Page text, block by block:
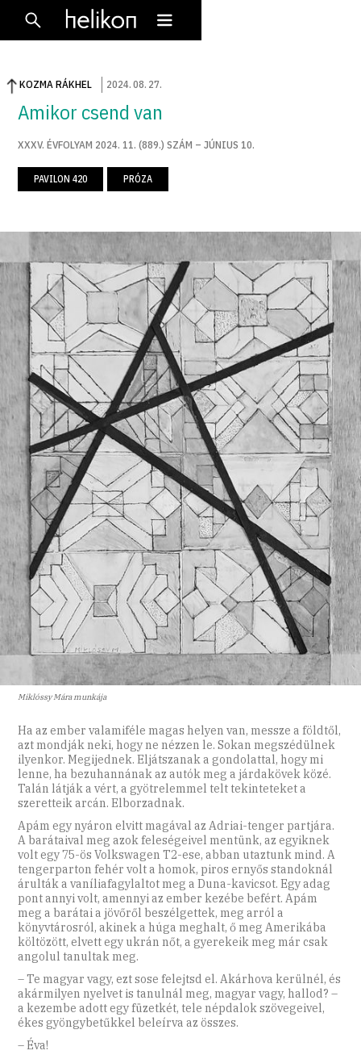
KOZMA RÁKHEL 2024.08. 27.
Amikor csend van
XXXV. ÉVFOLYAM 2024. 11. (889.) SZÁM – JÚNIUS 10.
PAVILON 420 PRÓZA
Miklóssy Mára munkája
Ha az ember valamiféle magas helyen van, messze a földtől,
azt mondják neki, hogy ne nézzen le. Sokan megszédülnek
ilyenkor. Megijednek. Eljátszanak a gondolattal, hogy mi
lenne, ha bezuhannának az autók meg a járdakövek közé.
Talán látják a vért, a gyötrelemmel telt tekinteteket a
szeretteik arcán. Elborzadnak.
Apám egy nyáron elvitt magával az Adriai-tenger partjára.
A barátaival meg azok feleségeivel mentünk, az egyiknek
volt egy 75-ös Volkswagen T2-ese, abban utaztunk mind. A
tengerparton fehér volt a homok, piros ernyős standoknál
árulták a vaníliafagylaltot meg a Duna-kavicsot. Egy adag
pont annyi volt, amennyi az ember kezébe befért. Apám
meg a barátai a jövőről beszélgettek, meg arról a
könyvtárosról, akinek a húga meghalt, ő meg Amerikába
költözött, elvett egy ukrán nőt, a gyerekeik meg már csak
angolul tanultak meg.
– Te magyar vagy, ezt sose felejtsd el. Akárhova kerülnél, és
akármilyen nyelvet is tanulnál meg, magyar vagy, hallod? –
a kezembe adott egy füzetkét, tele népdalok szövegeivel,
ékes gyöngybetűkkel beleírva az összes.
– Éva!